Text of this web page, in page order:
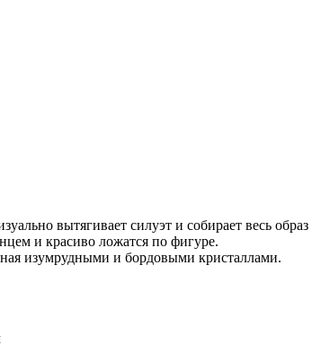
вытягивает силуэт и собирает весь
и красиво ложатся по фигуре.
изумрудными и бордовыми кристаллами.